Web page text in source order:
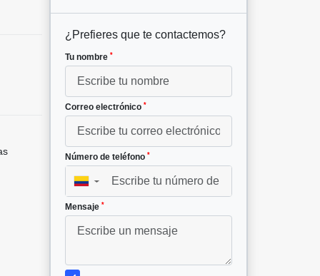
¿Prefieres que te contactemos?
Tu nombre *
Correo electrónico *
Número de teléfono *
▼
Mensaje *